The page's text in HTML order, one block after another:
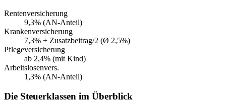
Rentenversicherung
9,3% (AN-Anteil)
Krankenversicherung
7,3% + Zusatzbeitrag/2 (Ø 2,5%)
Pflegeversicherung
ab 2,4% (mit Kind)
Arbeitslosenvers.
1,3% (AN-Anteil)
Die Steuerklassen im Überblick